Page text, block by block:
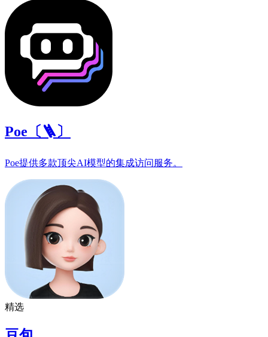
Poe〔🪜〕
Poe提供多款顶尖AI模型的集成访问服务。
精选